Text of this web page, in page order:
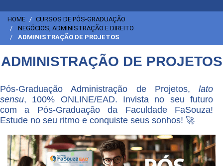
HOME
CURSOS DE PÓS-GRADUAÇÃO
NEGÓCIOS, ADMINISTRAÇÃO E DIREITO
ADMINISTRAÇÃO DE PROJETOS
ADMINISTRAÇÃO DE PROJETOS
Pós-Graduação Administração de Projetos, lato
sensu, 100% ONLINE/EAD. Invista no seu futuro
com a Pós-Graduação da Faculdade FaSouza!
Estude no seu ritmo e conquiste seus sonhos! 🚀